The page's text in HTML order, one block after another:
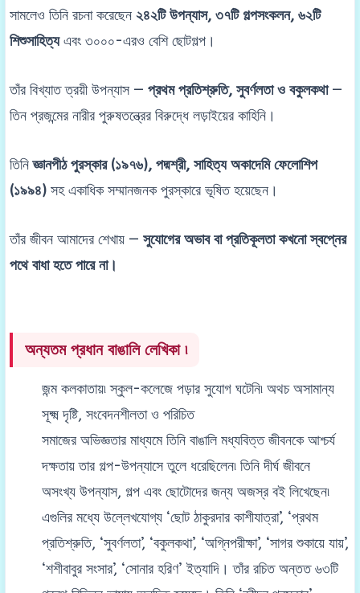
সামলেও তিনি রচনা করেছেন ২৪২টি উপন্যাস, ৩৭টি গল্পসংকলন, ৬২টি
শিশুসাহিত্যএবং ৩০০০-এরও বেশি ছোটগল্প।
তাঁর বিখ্যাত ত্রয়ী উপন্যাস — প্রথম প্রতিশ্রুতি, সুবর্ণলতা ও বকুলকথা—
তিন প্রজন্মের নারীর পুরুষতন্ত্রের বিরুদ্ধে লড়াইয়ের কাহিনি।
তিনিজ্ঞানপীঠ পুরস্কার (১৯৭৬), পদ্মশ্রী, সাহিত্য অকাদেমি ফেলোশিপ
(১৯৯৪) সহ একাধিক সম্মানজনক পুরস্কারে ভূষিত হয়েছেন।
তাঁর জীবন আমাদের শেখায় — সুযোগের অভাব বা প্রতিকূলতা কখনো স্বপ্নের
পথে বাধা হতে পারে না।
অন্যতম প্রধান বাঙালি লেখিকা ৷
জন্ম কলকাতায়৷ স্কুল-কলেজে পড়ার সুযোগ ঘটেনি৷ অথচ অসামান্য
সূক্ষ্ম দৃষ্টি, সংবেদনশীলতা ও পরিচিত
সমাজের অভিজ্ঞতার মাধ্যমে তিনি বাঙালি মধ্যবিত্ত জীবনকে আশ্চর্য
দক্ষতায় তার গল্প-উপন্যাসে তুলে ধরেছিলেন৷ তিনি দীর্ঘ জীবনে
অসংখ্য উপন্যাস, গল্প এবং ছোটোদের জন্য অজস্র বই লিখেছেন৷
এগুলির মধ্যে উল্লেখযোগ্য ‘ছোট ঠাকুরদার কাশীযাত্রা’, ‘প্রথম
প্রতিশ্রুতি, ‘সুবর্ণলতা’, ‘বকুলকথা’, ‘অগ্নিপরীক্ষা’, ‘সাগর শুকায়ে যায়’,
‘শশীবাবুর সংসার’, ‘সোনার হরিণ’ ইত্যাদি। তাঁর রচিত অন্তত ৬৩টি